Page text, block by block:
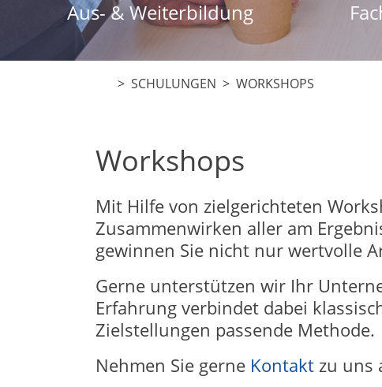
Aus- & Weiterbildung
> SCHULUNGEN > WORKSHOPS
Workshops
Mit Hilfe von zielgerichteten
Zusammenwirken aller am
gewinnen Sie nicht nur wertvolle
Gerne unterstützen wir Ihr
Erfahrung verbindet dabei
Zielstellungen passende Methode.
Nehmen Sie gerne Kontaktzu uns